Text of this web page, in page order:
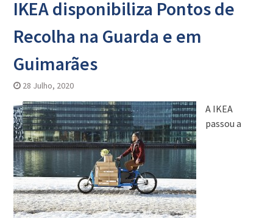
IKEA disponibiliza Pontos de
Recolha na Guarda e em
Guimarães
28 Julho, 2020
A IKEA
passou a